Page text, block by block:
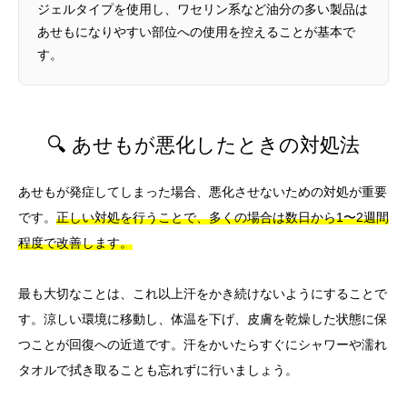
ジェルタイプを使用し、ワセリン系など油分の多い製品は
あせもになりやすい部位への使用を控えることが基本で
す。
🔍 あせもが悪化したときの対処法
あせもが発症してしまった場合、悪化させないための対処が重要
です。 正しい対処を行うことで、多くの場合は数日から1〜2週間
程度で改善します。
最も大切なことは、これ以上汗をかき続けないようにすることで
す。涼しい環境に移動し、体温を下げ、皮膚を乾燥した状態に保
つことが回復への近道です。汗をかいたらすぐにシャワーや濡れ
タオルで拭き取ることも忘れずに行いましょう。